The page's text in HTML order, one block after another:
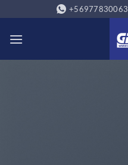
al
contenido
+56977830063